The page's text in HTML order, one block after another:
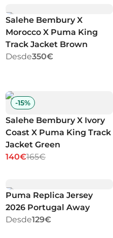
Salehe Bembury X
Morocco X Puma King
Track Jacket Brown
Desde350€
-15%
Salehe Bembury X Ivory
Coast X Puma King Track
Jacket Green
140€165€
Puma Replica Jersey
2026 Portugal Away
Desde129€